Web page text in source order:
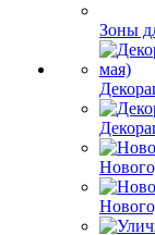
Зоны